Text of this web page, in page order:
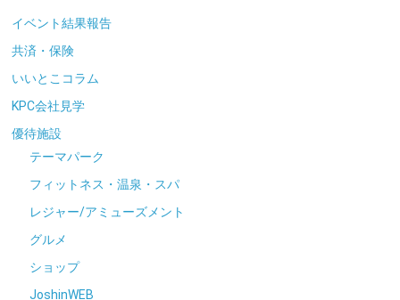
イベント結果報告
共済・保険
いいとこコラム
KPC会社見学
優待施設
テーマパーク
フィットネス・温泉・スパ
レジャー/アミューズメント
グルメ
ショップ
JoshinWEB